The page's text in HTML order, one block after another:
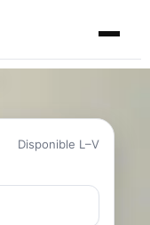
Disponible L–V